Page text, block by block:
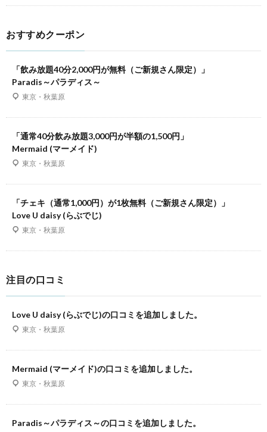
おすすめクーポン
「飲み放題40分2,000円が無料（ご新規さん限定）」
Paradis～パラディス～
東京・秋葉原
「通常40分飲み放題3,000円が半額の1,500円」
Mermaid (マーメイド)
東京・秋葉原
「チェキ（通常1,000円）が1枚無料（ご新規さん限定）」
Love U daisy (らぶでじ)
東京・秋葉原
注目の口コミ
Love U daisy (らぶでじ)の口コミを追加しました。
東京・秋葉原
Mermaid (マーメイド)の口コミを追加しました。
東京・秋葉原
Paradis～パラディス～の口コミを追加しました。